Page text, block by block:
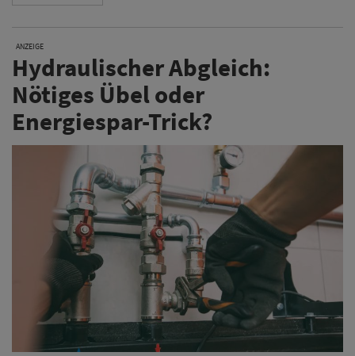
ANZEIGE
Hydraulischer Abgleich:
Nötiges Übel oder
Energiespar-Trick?